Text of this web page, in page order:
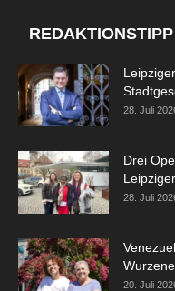
REDAKTIONSTIPP
28. Juli
Drei
28. Juli
20. Juli